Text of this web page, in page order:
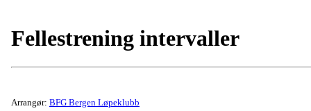
Fellestrening intervaller
Arrangør: BFG Bergen Løpeklubb